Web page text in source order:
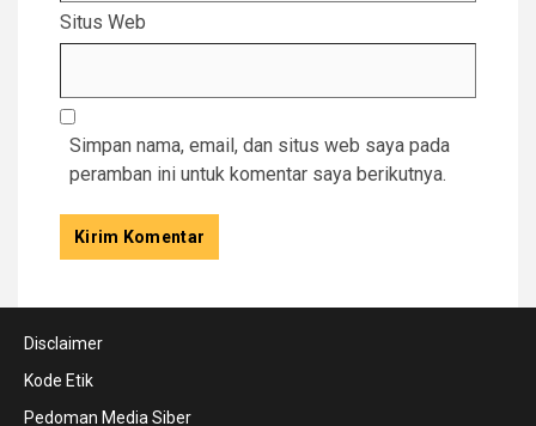
Situs Web
Simpan nama, email, dan situs web saya pada
peramban ini untuk komentar saya berikutnya.
Disclaimer
Kode Etik
Pedoman Media Siber